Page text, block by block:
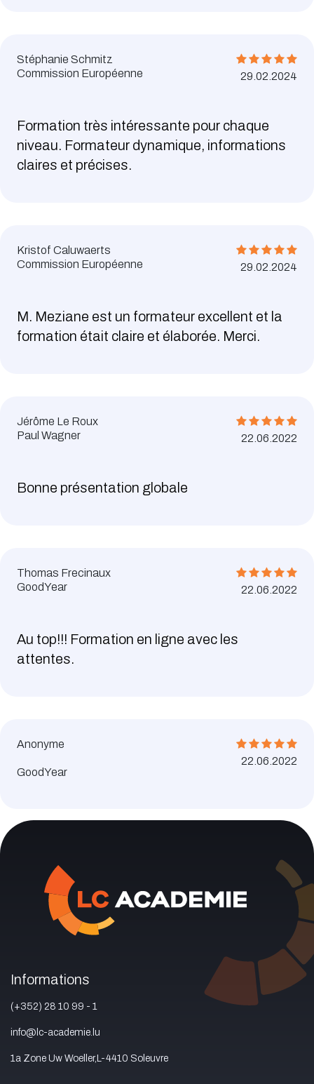
Stéphanie Schmitz
Commission Européenne
29.02.2024
Formation très intéressante pour chaque
niveau. Formateur dynamique, informations
claires et précises.
Kristof Caluwaerts
Commission Européenne
29.02.2024
M. Meziane est un formateur excellent et la
formation était claire et élaborée. Merci.
Jérôme Le Roux
Paul Wagner
22.06.2022
Bonne présentation globale
Thomas Frecinaux
GoodYear
22.06.2022
Au top!!! Formation en ligne avec les
attentes.
Anonyme
GoodYear
22.06.2022
Informations
(+352) 28 10 99 - 1
info@lc-academie.lu
1a Zone Uw Woeller,L-4410 Soleuvre